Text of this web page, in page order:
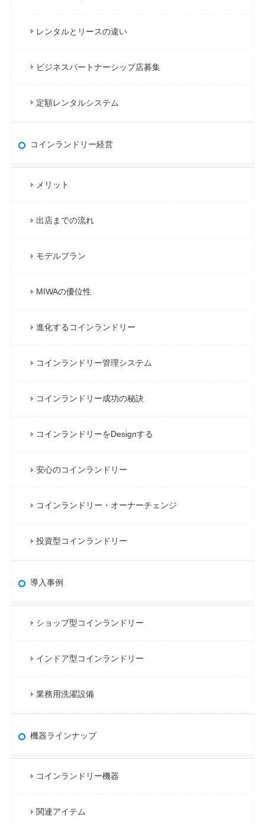
レンタルとリースの違い
ビジネスパートナーシップ店募集
定額レンタルシステム
コインランドリー経営
メリット
出店までの流れ
モデルプラン
MIWAの優位性
進化するコインランドリー
コインランドリー管理システム
コインランドリー成功の秘訣
コインランドリーをDesignする
安心のコインランドリー
コインランドリー・オーナーチェンジ
投資型コインランドリー
導入事例
ショップ型コインランドリー
インドア型コインランドリー
業務用洗濯設備
機器ラインナップ
コインランドリー機器
関連アイテム